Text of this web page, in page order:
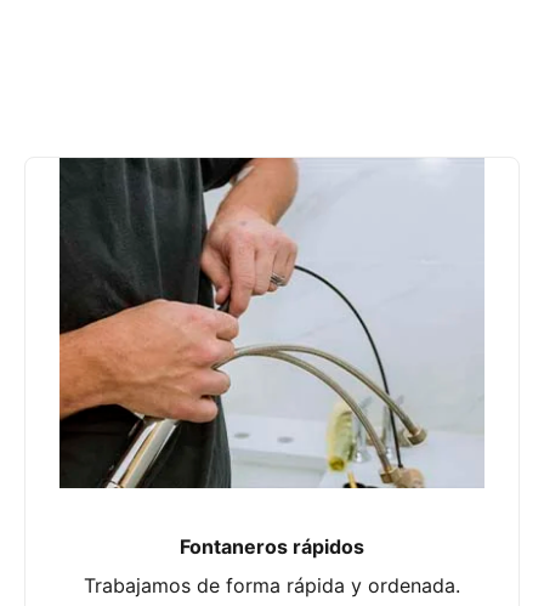
Fontaneros rápidos
Trabajamos de forma rápida y ordenada.